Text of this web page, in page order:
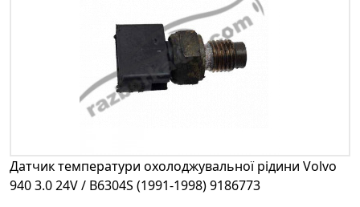
Датчик температури охолоджувальної рідини Volvo
940 3.0 24V / B6304S (1991-1998) 9186773